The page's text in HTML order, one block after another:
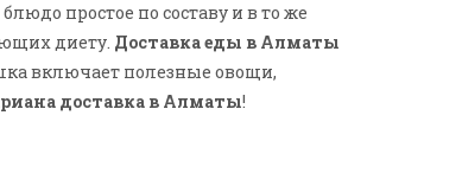
простое по составу и в то же
диету. Доставка еды в Алматы
включает полезные овощи,
доставка в Алматы!